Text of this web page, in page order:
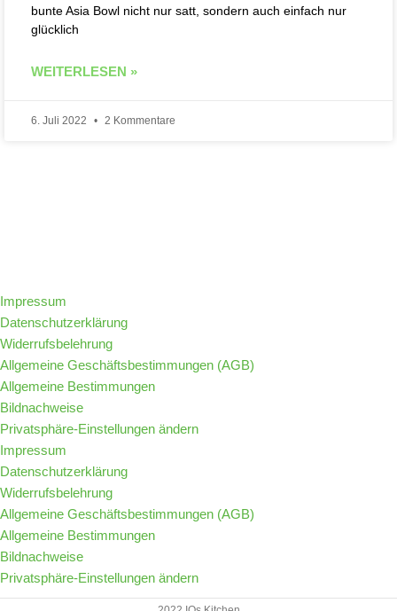
bunte Asia Bowl nicht nur satt, sondern auch einfach nur
glücklich
WEITERLESEN »
6. Juli 2022 2 Kommentare
Impressum
Datenschutzerklärung
Widerrufsbelehrung
Allgemeine Geschäftsbestimmungen (AGB)
Allgemeine Bestimmungen
Bildnachweise
Privatsphäre-Einstellungen ändern
Impressum
Datenschutzerklärung
Widerrufsbelehrung
Allgemeine Geschäftsbestimmungen (AGB)
Allgemeine Bestimmungen
Bildnachweise
Privatsphäre-Einstellungen ändern